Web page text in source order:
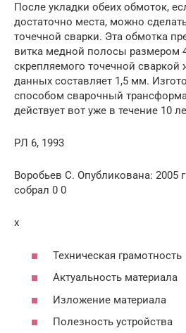
После укладки обеих обмоток,
достаточно места, можно
точечной сварки. Эта обмотка
витка медной полосы размером
скрепляемого точечной сваркой
данных составляет 1,5 мм.
способом сварочный
действует вот уже в течение 10
РЛ 6, 1993
Воробьев С. Опубликована: 2005
собрал 0 0
x
Техническая грамотность
Актуальность материала
Изложение материала
Полезность устройства